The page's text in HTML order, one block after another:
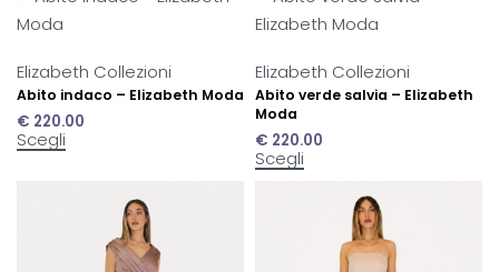
Elizabeth Collezioni
Abito indaco – Elizabeth Moda
€ 220.00
Scegli
Elizabeth Collezioni
Abito verde salvia – Elizabeth
Moda
€ 220.00
Scegli